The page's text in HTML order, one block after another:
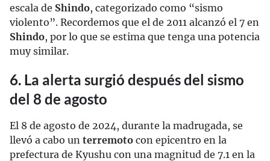
escala de Shindo, categorizado como “sismo
violento”. Recordemos que el de 2011 alcanzó el 7 en
Shindo, por lo que se estima que tenga una potencia
muy similar.
6. La alerta surgió después del sismo
del 8 de agosto
El 8 de agosto de 2024, durante la madrugada, se
llevó a cabo un terremoto con epicentro en la
prefectura de Kyushu con una magnitud de 7.1 en la